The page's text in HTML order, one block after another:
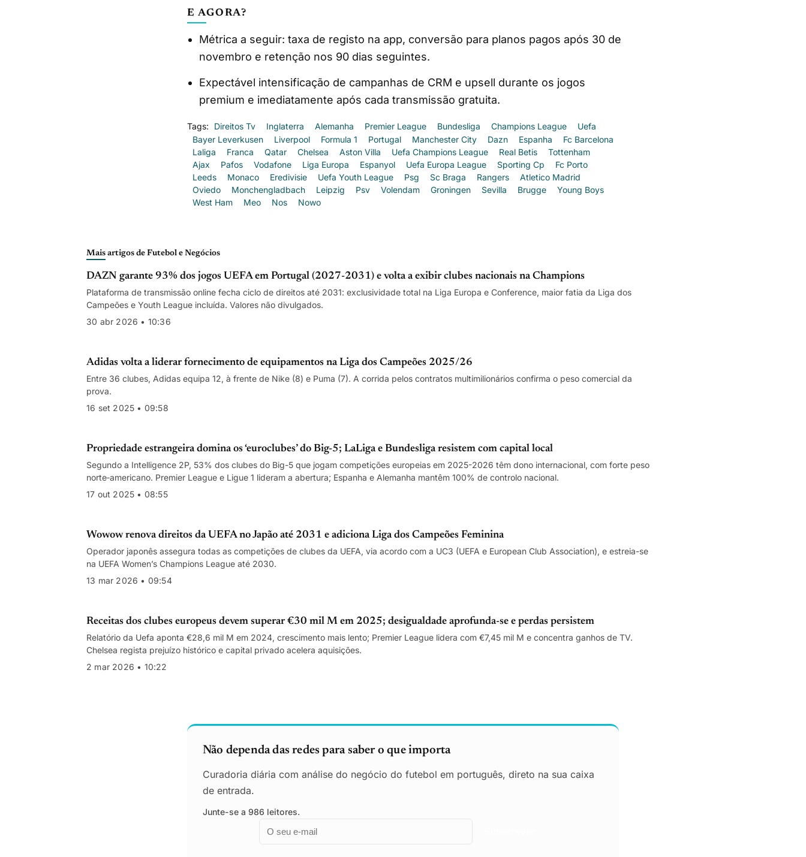
E AGORA?
Métrica a seguir: taxa de registo na app, conversão para planos pagos após 30 de
novembro e retenção nos 90 dias seguintes.
Expectável intensificação de campanhas de CRM e upsell durante os jogos
premium e imediatamente após cada transmissão gratuita.
Tags: Direitos Tv Inglaterra Alemanha Premier League Bundesliga Champions League
Uefa
Bayer Leverkusen
Liverpool Formula 1 Portugal Manchester City Dazn Espanha
Fc Barcelona
Laliga
Franca Qatar Chelsea Aston Villa Uefa Champions League Real Betis
Tottenham
Ajax
Pafos Vodafone Liga Europa Espanyol Uefa Europa League Sporting Cp
Fc Porto
Leeds
Monaco Eredivisie Uefa Youth League Psg Sc Braga Rangers
Atletico Madrid
Oviedo
Monchengladbach Leipzig Psv Volendam Groningen Sevilla Brugge
Young Boys
West Ham
Meo Nos Nowo
Mais artigos de Futebol e Negócios
DAZN garante 93% dos jogos UEFA em Portugal (2027-2031) e volta a exibir clubes nacionais na Champions
Plataforma de transmissão online fecha ciclo de direitos até 2031: exclusividade total na Liga Europa e Conference, maior fatia da Liga dos
Campeões e Youth League incluída. Valores não divulgados.
30 abr 2026 • 10:36
Adidas volta a liderar fornecimento de equipamentos na Liga dos Campeões 2025/26
Entre 36 clubes, Adidas equipa 12, à frente de Nike (8) e Puma (7). A corrida pelos contratos multimilionários confirma o peso comercial da
prova.
16 set 2025 • 09:58
Propriedade estrangeira domina os ‘euroclubes’ do Big-5; LaLiga e Bundesliga resistem com capital local
Segundo a Intelligence 2P, 53% dos clubes do Big-5 que jogam competições europeias em 2025-2026 têm dono internacional, com forte peso
norte‑americano. Premier League e Ligue 1 lideram a abertura; Espanha e Alemanha mantêm 100% de controlo nacional.
17 out 2025 • 08:55
Wowow renova direitos da UEFA no Japão até 2031 e adiciona Liga dos Campeões Feminina
Operador japonês assegura todas as competições de clubes da UEFA, via acordo com a UC3 (UEFA e European Club Association), e estreia-se
na UEFA Women’s Champions League até 2030.
13 mar 2026 • 09:54
Receitas dos clubes europeus devem superar €30 mil M em 2025; desigualdade aprofunda-se e perdas persistem
Relatório da Uefa aponta €28,6 mil M em 2024, crescimento mais lento; Premier League lidera com €7,45 mil M e concentra ganhos de TV.
Chelsea regista prejuízo histórico e capital privado acelera aquisições.
2 mar 2026 • 10:22
Não dependa das redes para saber o que importa
Curadoria diária com análise do negócio do futebol em português, direto na sua caixa
de entrada.
Junte-se a 986 leitores.
Email
Empresa